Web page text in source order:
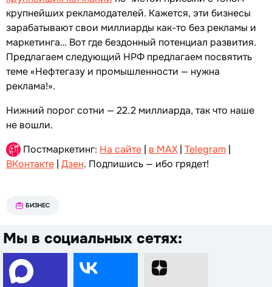
крупнейших рекламодателей. Кажется, эти бизнесы
зарабатывают свои миллиарды как-то без рекламы и
маркетинга… Вот где бездонный потенциал развития.
Предлагаем следующий НРФ предлагаем посвятить
теме «Нефтегазу и промышленности — нужна
реклама!».
Нижний порог сотни — 22.2 миллиарда, так что наше
не вошли.
Постмаркетинг: На сайте | в MAX | Telegram |
ВКонтакте | Дзен. Подпишись — ибо грядет!
БИЗНЕС
Мы в социальных сетях: